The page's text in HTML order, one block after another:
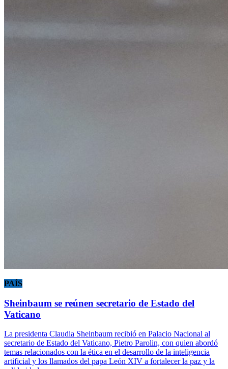
PAÍS
Sheinbaum se reúnen secretario de Estado del
Vaticano
La presidenta Claudia Sheinbaum recibió en Palacio Nacional al
secretario de Estado del Vaticano, Pietro Parolin, con quien abordó
temas relacionados con la ética en el desarrollo de la inteligencia
artificial y los llamados del papa León XIV a fortalecer la paz y la